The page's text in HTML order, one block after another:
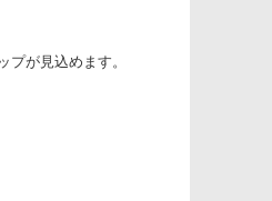
が見込めます。